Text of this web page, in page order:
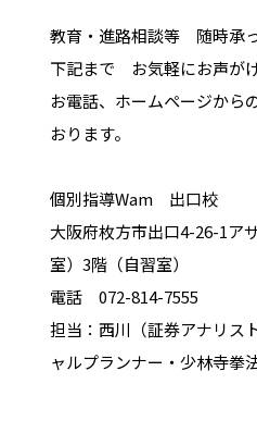
教育・進路相談等 随時承っ
下記まで お気軽にお声がけ
お電話、ホームページから
おります。
個別指導Wam 出口校
大阪府枚方市出口4-26-1ア
室）3階（自習室）
電話 072-814-7555
担当：西川（証券アナリス
ャルプランナー・少林寺拳